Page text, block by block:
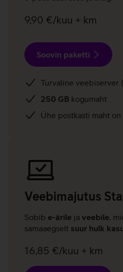
9,90 €/kuu + km
Soovin paketti
Turvaline veebiserver
250 GBkogumaht
Ühe postkasti maht on
Veebimajutus
Sobib e-ärile ja veebile,
samaaegselt suur hulk
16,85 €/kuu + km